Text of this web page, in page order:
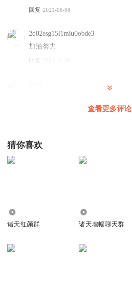
回复 2021-06-08
2q02esg15l1miu0obde3
加油努力
回复
催更
查看更多评论
猜你喜欢
诸天红颜群 诸天增幅聊天群